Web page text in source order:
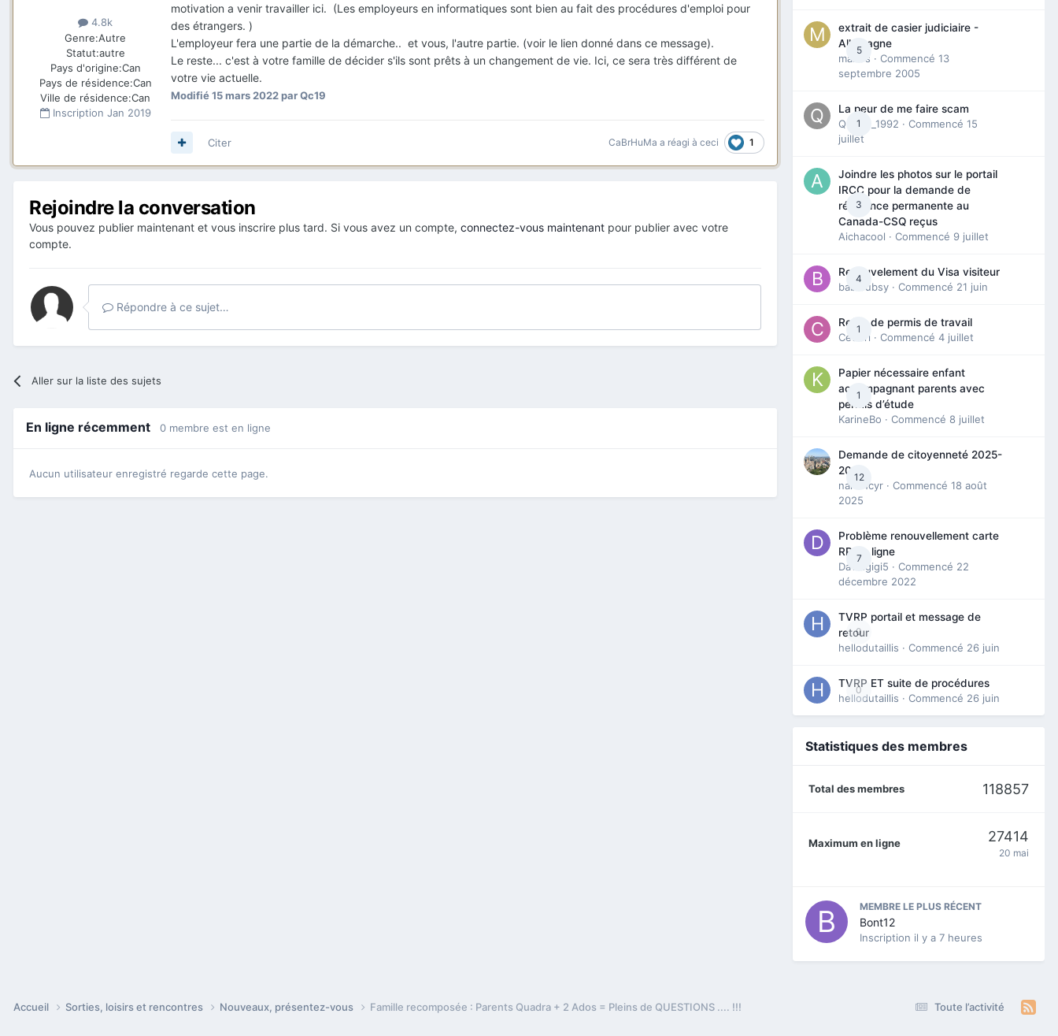
4.8k
Genre:Autre
Statut:autre
Pays d'origine:Can
Pays de résidence:Can
Ville de résidence:Can
Inscription Jan 2019
motivation a venir travailler ici. (Les employeurs en informatiques sont bien au fait des procédures d'emploi pour
des étrangers. )
L'employeur fera une partie de la démarche.. et vous, l'autre partie. (voir le lien donné dans ce message).
Le reste... c'est à votre famille de décider s'ils sont prêts à un changement de vie. Ici, ce sera très différent de
votre vie actuelle.
Modifié15 mars 2022par Qc19
CaBrHuMa a réagi à ceci 1
Citer
Rejoindre la conversation
Vous pouvez publier maintenant et vous inscrire plus tard. Si vous avez un compte, connectez-vous maintenant pour publier avec votre
compte.
Répondre à ce sujet…
Aller sur la liste des sujets
En ligne récemment 0 membre est en ligne
Aucun utilisateur enregistré regarde cette page.
5
extrait de casier judiciaire -
Allemagne
maries · Commencé 13
septembre 2005
1
La peur de me faire scam
Queen_1992 · Commencé 15
juillet
3
Joindre les photos sur le portail
IRCC pour la demande de
résidence permanente au
Canada-CSQ reçus
Aichacool · Commencé 9 juillet
4
Renouvelement du Visa visiteur
babibubsy · Commencé 21 juin
1
Refus de permis de travail
Cedbri · Commencé 4 juillet
1
Papier nécessaire enfant
accompagnant parents avec
permis d’étude
KarineBo · Commencé 8 juillet
12
Demande de citoyenneté 2025-
2026
nanancyr · Commencé 18 août
2025
7
Problème renouvellement carte
RP en ligne
Davidgigi5 · Commencé 22
décembre 2022
0
TVRP portail et message de
retour
hellodutaillis · Commencé 26 juin
0
TVRP ET suite de procédures
hellodutaillis · Commencé 26 juin
Statistiques des membres
Total des membres 118857
Maximum en ligne 27414
20 mai
MEMBRE LE PLUS RÉCENT
Bont12
Inscription il y a 7 heures
Toute l’activité
Accueil Sorties, loisirs et rencontres Nouveaux, présentez-vous Famille recomposée : Parents Quadra + 2 Ados = Pleins de QUESTIONS .... !!!